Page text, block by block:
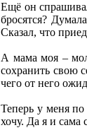
Ещё он
бросятся?
Сказал, что
А мама моя –
сохранить свою
чего от него
Теперь у меня по
хочу. Да я и сама